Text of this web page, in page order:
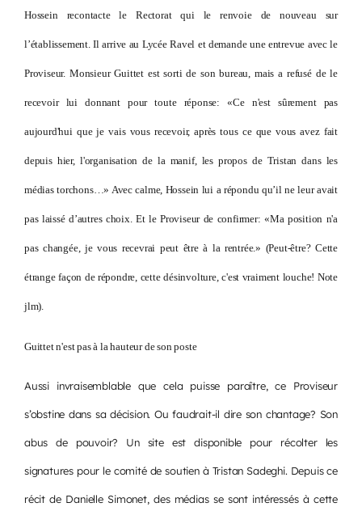
Hossein recontacte le Rectorat qui le renvoie de nouveau sur
l’établissement. Il arrive au Lycée Ravel et demande une entrevue avec le
Proviseur. Monsieur Guittet est sorti de son bureau, mais a refusé de le
recevoir lui donnant pour toute réponse: «Ce n'est sûrement pas
aujourd'hui que je vais vous recevoir, après tous ce que vous avez fait
depuis hier, l'organisation de la manif, les propos de Tristan dans les
médias torchons…» Avec calme, Hossein lui a répondu qu’il ne leur avait
pas laissé d’autres choix. Et le Proviseur de confirmer: «Ma position n'a
pas changée, je vous recevrai peut être à la rentrée.» (Peut-être? Cette
étrange façon de répondre, cette désinvolture, c'est vraiment louche! Note
jlm).
Guittet n'est pas à la hauteur de son poste
Aussi invraisemblable que cela puisse paraître, ce Proviseur
s’obstine dans sa décision. Ou faudrait-il dire son chantage? Son
abus de pouvoir? Un site est disponible pour récolter les
signatures pour le comité de soutien à Tristan Sadeghi. Depuis ce
récit de Danielle Simonet, des médias se sont intéressés à cette